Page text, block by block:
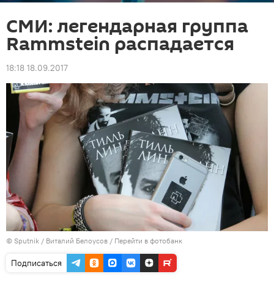
СМИ: легендарная группа
Rammstein распадается
18:18 18.09.2017
© Sputnik / Виталий Белоусов / Перейти в фотобанк
Подписаться